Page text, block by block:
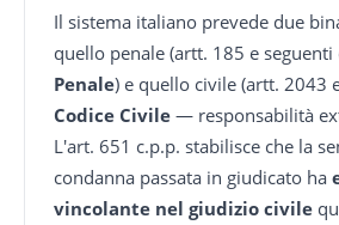
Il sistema italiano prevede due
quello penale (artt. 185 e seguenti
Penale) e quello civile (artt. 2043
Codice Civile — responsabilità
L'art. 651 c.p.p. stabilisce che la
condanna passata in giudicato ha
vincolante nel giudizio civile